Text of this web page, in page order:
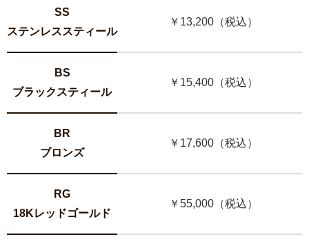
SS
ステンレススティール
￥13,200（税込）
BS
ブラックスティール
￥15,400（税込）
BR
ブロンズ
￥17,600（税込）
RG
18Kレッドゴールド
￥55,000（税込）